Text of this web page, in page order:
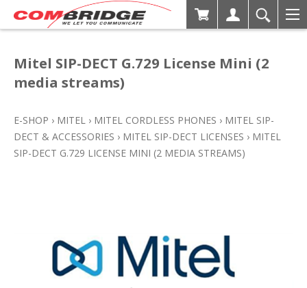
Mitel SIP-DECT G.729 License Mini (2
media streams)
E-SHOP › MITEL › MITEL CORDLESS PHONES › MITEL SIP-
DECT & ACCESSORIES › MITEL SIP-DECT LICENSES › MITEL
SIP-DECT G.729 LICENSE MINI (2 MEDIA STREAMS)